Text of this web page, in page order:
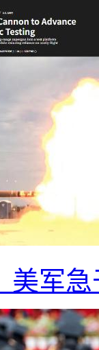
美军